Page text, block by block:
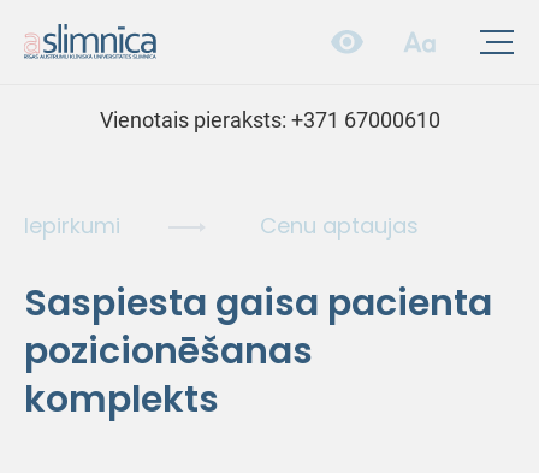
Vienotais pieraksts: +371 67000610
Iepirkumi Cenu aptaujas
Saspiesta gaisa pacienta
pozicionēšanas
komplekts